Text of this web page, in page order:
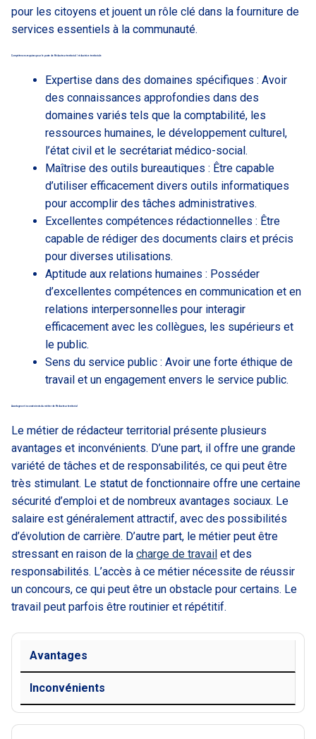
pour les citoyens et jouent un rôle clé dans la fourniture de
services essentiels à la communauté.
Compétences requises pour le poste de Rédacteur territorial / rédactrice territoriale
Expertise dans des domaines spécifiques : Avoir
des connaissances approfondies dans des
domaines variés tels que la comptabilité, les
ressources humaines, le développement culturel,
l’état civil et le secrétariat médico-social.
Maîtrise des outils bureautiques : Être capable
d’utiliser efficacement divers outils informatiques
pour accomplir des tâches administratives.
Excellentes compétences rédactionnelles : Être
capable de rédiger des documents clairs et précis
pour diverses utilisations.
Aptitude aux relations humaines : Posséder
d’excellentes compétences en communication et en
relations interpersonnelles pour interagir
efficacement avec les collègues, les supérieurs et
le public.
Sens du service public : Avoir une forte éthique de
travail et un engagement envers le service public.
Avantages et inconvénients du métier de Rédacteur territorial
Le métier de rédacteur territorial présente plusieurs
avantages et inconvénients. D’une part, il offre une grande
variété de tâches et de responsabilités, ce qui peut être
très stimulant. Le statut de fonctionnaire offre une certaine
sécurité d’emploi et de nombreux avantages sociaux. Le
salaire est généralement attractif, avec des possibilités
d’évolution de carrière. D’autre part, le métier peut être
stressant en raison de la charge de travail et des
responsabilités. L’accès à ce métier nécessite de réussir
un concours, ce qui peut être un obstacle pour certains. Le
travail peut parfois être routinier et répétitif.
Avantages
Inconvénients